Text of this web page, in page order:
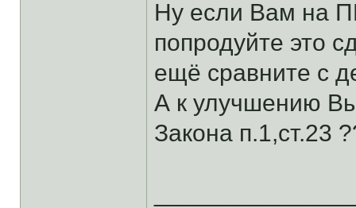
Ну если Вам на
попродуйте это
ещё сравните с
А к улучшению
Закона п.1,ст.23